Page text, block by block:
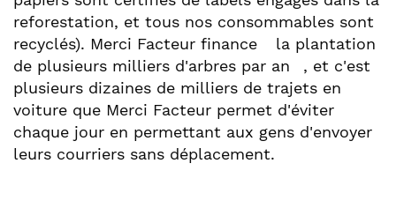
reforestation, et tous nos consommables sont
recyclés). Merci Facteur finance
la plantation
de plusieurs milliers d'arbres par an
, et c'est
plusieurs dizaines de milliers de trajets en
voiture que Merci Facteur permet d'éviter
chaque jour en permettant aux gens d'envoyer
leurs courriers sans déplacement.